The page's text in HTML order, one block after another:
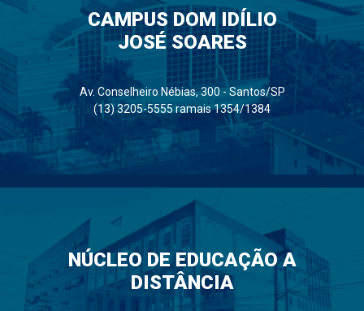
CAMPUS DOM IDÍLIO
JOSÉ SOARES
Av. Conselheiro Nébias, 300 - Santos/SP
(13) 3205-5555 ramais 1354/1384
NÚCLEO DE EDUCAÇÃO A
DISTÂNCIA